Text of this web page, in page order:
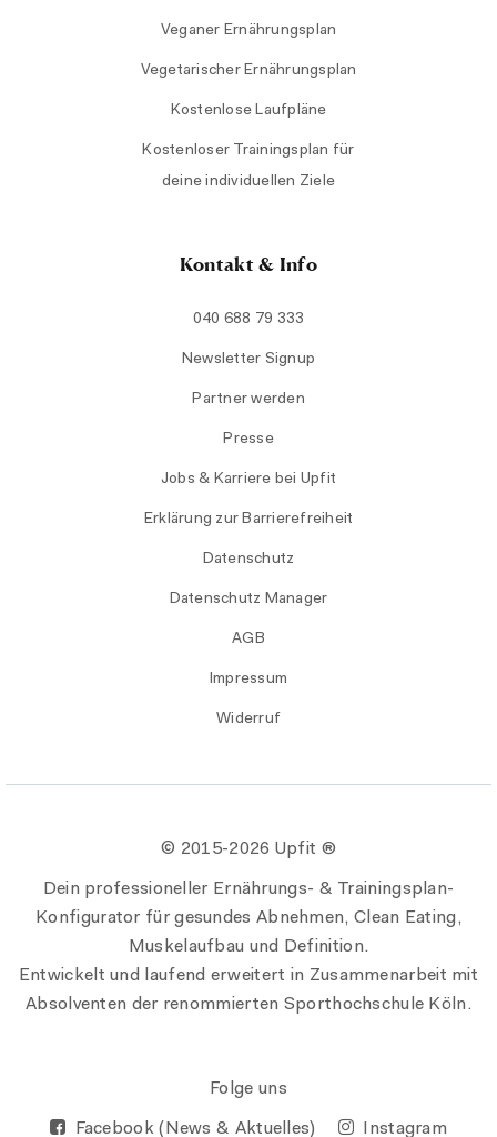
Veganer Ernährungsplan
Vegetarischer Ernährungsplan
Kostenlose Laufpläne
Kostenloser Trainingsplan für
deine individuellen Ziele
Kontakt & Info
040 688 79 333
Newsletter Signup
Partner werden
Presse
Jobs & Karriere bei Upfit
Erklärung zur Barrierefreiheit
Datenschutz
Datenschutz Manager
AGB
Impressum
Widerruf
© 2015-2026 Upfit ®
Dein professioneller Ernährungs- & Trainingsplan-
Konfigurator für gesundes Abnehmen, Clean Eating,
Muskelaufbau und Definition.
Entwickelt und laufend erweitert in Zusammenarbeit mit
Absolventen der renommierten Sporthochschule Köln.
Folge uns
Facebook (News & Aktuelles) Instagram